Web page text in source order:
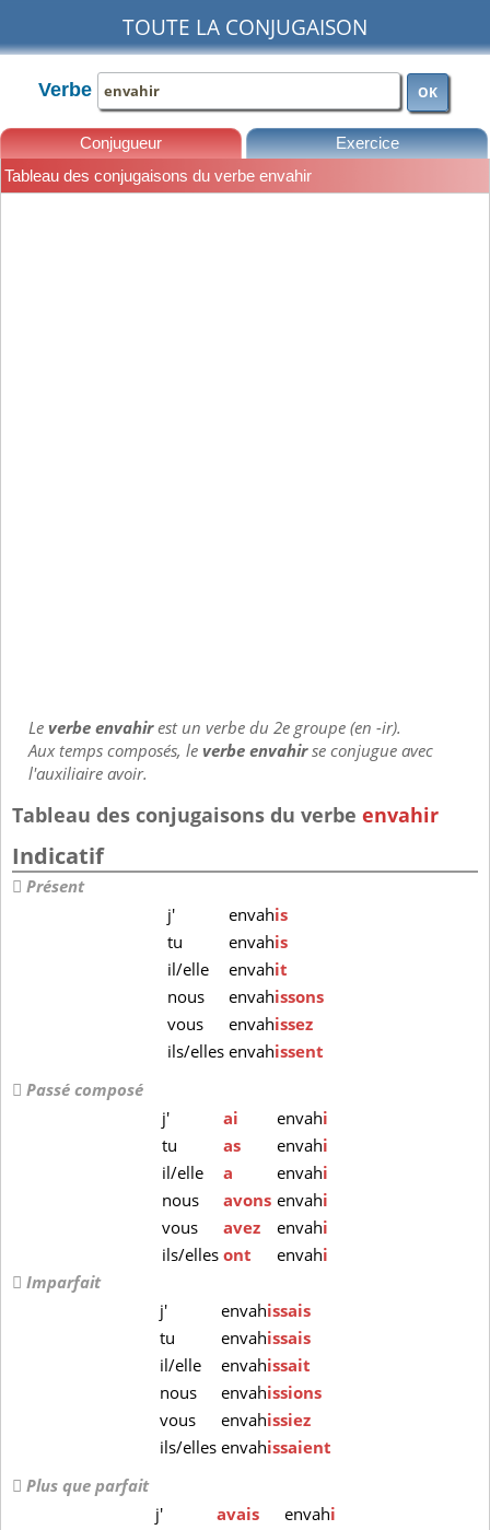
TOUTE LA CONJUGAISON
Verbe OK
Conjugueur Exercice
Tableau des conjugaisons du verbe envahir
Leverbe envahirest un verbe du 2e groupe (en -ir).
Aux temps composés, leverbe envahirse conjugue avec
l'auxiliaire avoir.
Tableau des conjugaisons du verbe envahir
Indicatif
Présent
j'
envahis
tu
envahis
il/elle
envahit
nous
envahissons
vous
envahissez
ils/elles envahissent
Passé composé
j'
ai envahi
tu
as envahi
il/elle
a envahi
nous
avons envahi
vous
avez envahi
ils/ellesont envahi
Imparfait
j'
envahissais
tu
envahissais
il/elle
envahissait
nous
envahissions
vous
envahissiez
ils/elles envahissaient
Plus que parfait
j'
avais envahi